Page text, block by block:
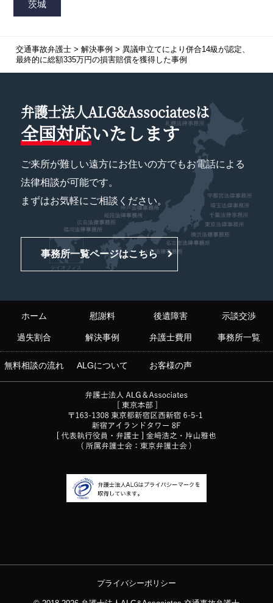
交通事故弁護士> 解決事例 > 異議申立てにより併合14級が認定、
最終的に総額335万円の損害賠償を獲得した事例
弁護士法人ALG&Associatesは
全国対応いたします
ご来所が難しい遠方にお住いの方でもお電話による
法律相談が可能です。
まずはお気軽にご相談ください。
事務所一覧ページはこちら
ホーム 慰謝料 後遺障害 示談交渉
過失割合 解決事例 弁護士費用 事務所一覧
無料相談の流れ ALGについて お客様の声
プライバシーポリシー